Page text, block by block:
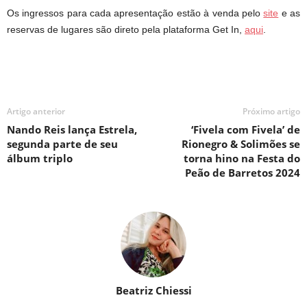
Os ingressos para cada apresentação estão à venda pelosite e as
reservas de lugares são direto pela plataforma Get In, aqui
Artigo anterior
Nando Reis lança Estrela,
segunda parte de seu
álbum triplo
Próximo artigo
‘Fivela com Fivela’ de
Rionegro & Solimões se
torna hino na Festa do
Peão de Barretos 2024
Beatriz Chiessi